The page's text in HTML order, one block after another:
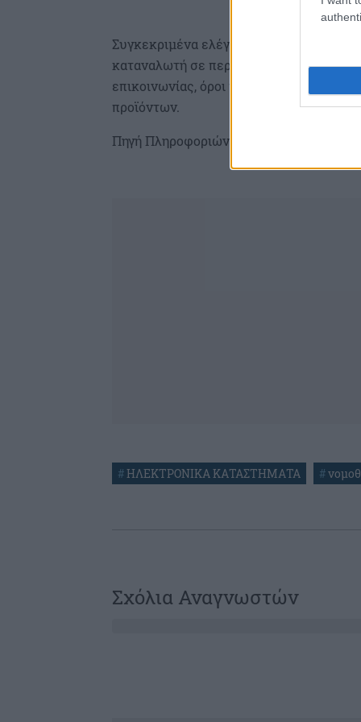
Συγκεκριμένα ελέγχθηκαν τα εξής:
καταναλωτή σε περίπτωση
επικοινωνίας, όροι πολιτικής
προϊόντων.
Πηγή Πληροφοριών: ΑΠΕ
#ΗΛΕΚΤΡΟΝΙΚΑ ΚΑΤΑΣΤΗΜΑΤΑ #
Σχόλια Αναγνωστών